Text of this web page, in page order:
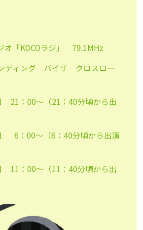
オ「KOCOラジ」 79.1MHz
ディング バイザ クロスロー
21：00～（21：40分頃から出
6：00～（6：40分頃から出演
00～（11：40分頃から出